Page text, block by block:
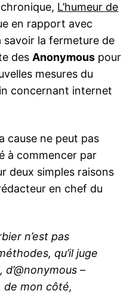
L’humeur de
en rapport avec
savoir la fermeture de
desAnonymous pour
mesures du
concernant internet
cause ne peut pas
à commencer par
deux simples raisons
en chef du
n’est pas
qu’il juge
–
de mon côté,